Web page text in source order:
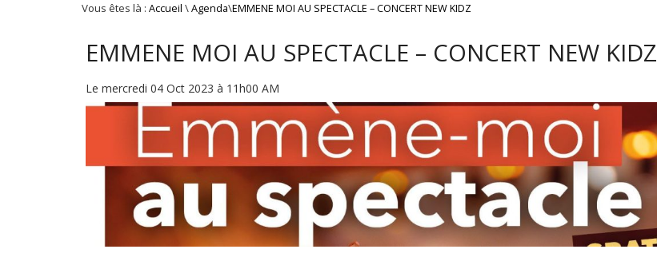
Vous êtes là : Accueil \Agenda\EMMENE MOI AU SPECTACLE – CONCERT NEW KIDZ
EMMENE MOI AU SPECTACLE – CONCERT NEW KIDZ
Le mercredi 04 Oct 2023 à 11h00 AM